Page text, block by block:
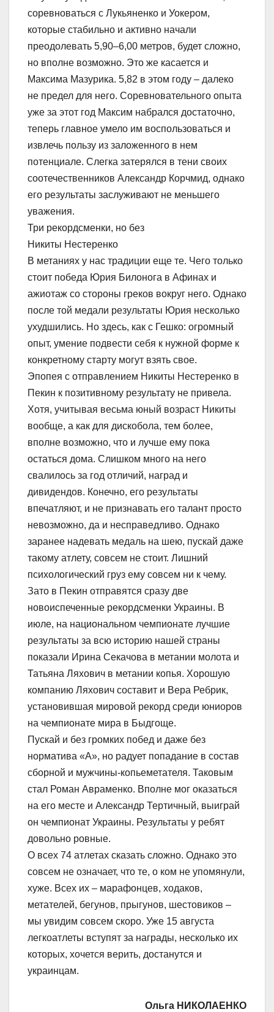
соревноваться с Лукьяненко и Уокером,
которые стабильно и активно начали
преодолевать 5,90–6,00 метров, будет сложно,
но вполне возможно. Это же касается и
Максима Мазурика. 5,82 в этом году – далеко
не предел для него. Соревновательного опыта
уже за этот год Максим набрался достаточно,
теперь главное умело им воспользоваться и
извлечь пользу из заложенного в нем
потенциале. Слегка затерялся в тени своих
соотечественников Александр Корчмид, однако
его результаты заслуживают не меньшего
уважения.
Три рекордсменки, но без
Никиты Нестеренко
В метаниях у нас традиции еще те. Чего только
стоит победа Юрия Билонога в Афинах и
ажиотаж со стороны греков вокруг него. Однако
после той медали результаты Юрия несколько
ухудшились. Но здесь, как с Гешко: огромный
опыт, умение подвести себя к нужной форме к
конкретному старту могут взять свое.
Эпопея с отправлением Никиты Нестеренко в
Пекин к позитивному результату не привела.
Хотя, учитывая весьма юный возраст Никиты
вообще, а как для дискобола, тем более,
вполне возможно, что и лучше ему пока
остаться дома. Слишком много на него
свалилось за год отличий, наград и
дивидендов. Конечно, его результаты
впечатляют, и не признавать его талант просто
невозможно, да и несправедливо. Однако
заранее надевать медаль на шею, пускай даже
такому атлету, совсем не стоит. Лишний
психологический груз ему совсем ни к чему.
Зато в Пекин отправятся сразу две
новоиспеченные рекордсменки Украины. В
июле, на национальном чемпионате лучшие
результаты за всю историю нашей страны
показали Ирина Секачова в метании молота и
Татьяна Ляхович в метании копья. Хорошую
компанию Ляхович составит и Вера Ребрик,
установившая мировой рекорд среди юниоров
на чемпионате мира в Быдгоще.
Пускай и без громких побед и даже без
норматива «А», но радует попадание в состав
сборной и мужчины-копьеметателя. Таковым
стал Роман Авраменко. Вполне мог оказаться
на его месте и Александр Тертичный, выиграй
он чемпионат Украины. Результаты у ребят
довольно ровные.
О всех 74 атлетах сказать сложно. Однако это
совсем не означает, что те, о ком не упомянули,
хуже. Всех их – марафонцев, ходаков,
метателей, бегунов, прыгунов, шестовиков –
мы увидим совсем скоро. Уже 15 августа
легкоатлеты вступят за награды, несколько их
которых, хочется верить, достанутся и
украинцам.
Ольга НИКОЛАЕНКО